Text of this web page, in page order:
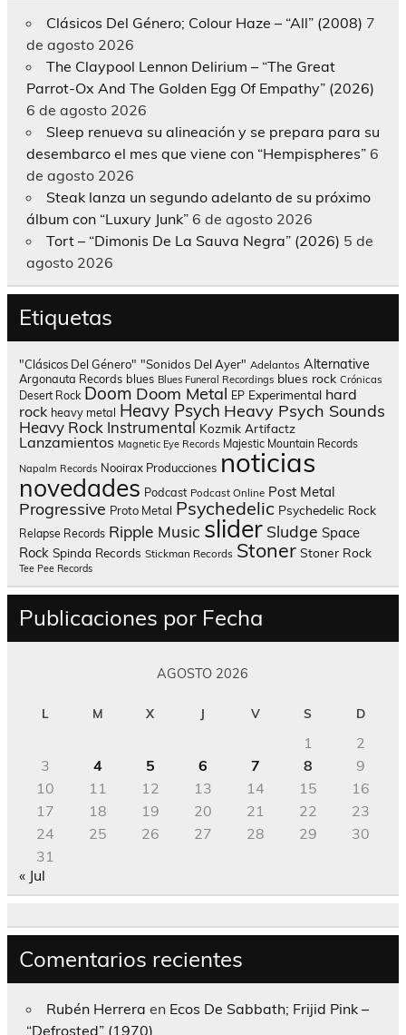
Clásicos Del Género; Colour Haze – “All” (2008) 7
de agosto 2026
The Claypool Lennon Delirium – “The Great
Parrot-Ox And The Golden Egg Of Empathy” (2026)
6 de agosto 2026
Sleep renueva su alineación y se prepara para su
desembarco el mes que viene con “Hempispheres” 6
de agosto 2026
Steak lanza un segundo adelanto de su próximo
álbum con “Luxury Junk” 6 de agosto 2026
Tort – “Dimonis De La Sauva Negra” (2026) 5 de
agosto 2026
Etiquetas
"Clásicos Del Género" "Sonidos Del Ayer" Adelantos Alternative
Argonauta Records blues Blues Funeral Recordings blues rock Crónicas
Desert Rock Doom Doom Metal EP Experimental hard
rock heavy metal Heavy Psych Heavy Psych Sounds
Heavy Rock Instrumental Kozmik Artifactz
Lanzamientos Magnetic Eye Records Majestic Mountain Records
Napalm Records Nooirax Producciones noticias
novedades Podcast Podcast Online Post Metal
Progressive Proto Metal Psychedelic Psychedelic Rock
Relapse Records Ripple Music slider Sludge Space
Rock Spinda Records Stickman Records Stoner Stoner Rock
Tee Pee Records
Publicaciones por Fecha
AGOSTO 2026
L M X J V S D
1
2
3
4 5 6 7 8
9
10
11 12 13 14 15
16
17
18 19 20 21 22
23
24
25 26 27 28 29
30
31
« Jul
Comentarios recientes
Rubén Herrera en Ecos De Sabbath; Frijid Pink –
“Defrosted” (1970)